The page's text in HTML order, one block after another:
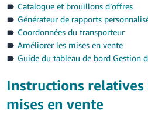
Catalogue et brouillons d’offres
Générateur de rapports
Coordonnées du transporteur
Améliorer les mises en vente
Guide du tableau de bord Gestion
Instructions relatives
mises en vente